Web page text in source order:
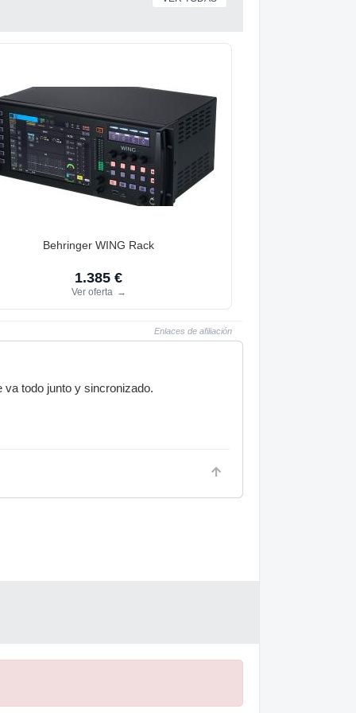
Behringer WING Rack
1.385 €
Ver oferta →
Enlaces de afiliación
todo junto y sincronizado.